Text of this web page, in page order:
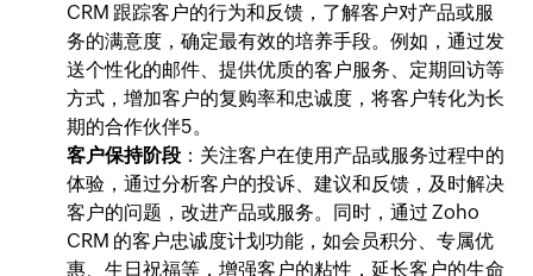
CRM 跟踪客户的行为和反馈，了解客户对产品或服
务的满意度，确定最有效的培养手段。例如，通过发
送个性化的邮件、提供优质的客户服务、定期回访等
方式，增加客户的复购率和忠诚度，将客户转化为长
期的合作伙伴5。
客户保持阶段 ：关注客户在使用产品或服务过程中的
体验，通过分析客户的投诉、建议和反馈，及时解决
客户的问题，改进产品或服务。同时，通过 Zoho
CRM 的客户忠诚度计划功能，如会员积分、专属优
惠、生日祝福等，增强客户的粘性，延长客户的生命